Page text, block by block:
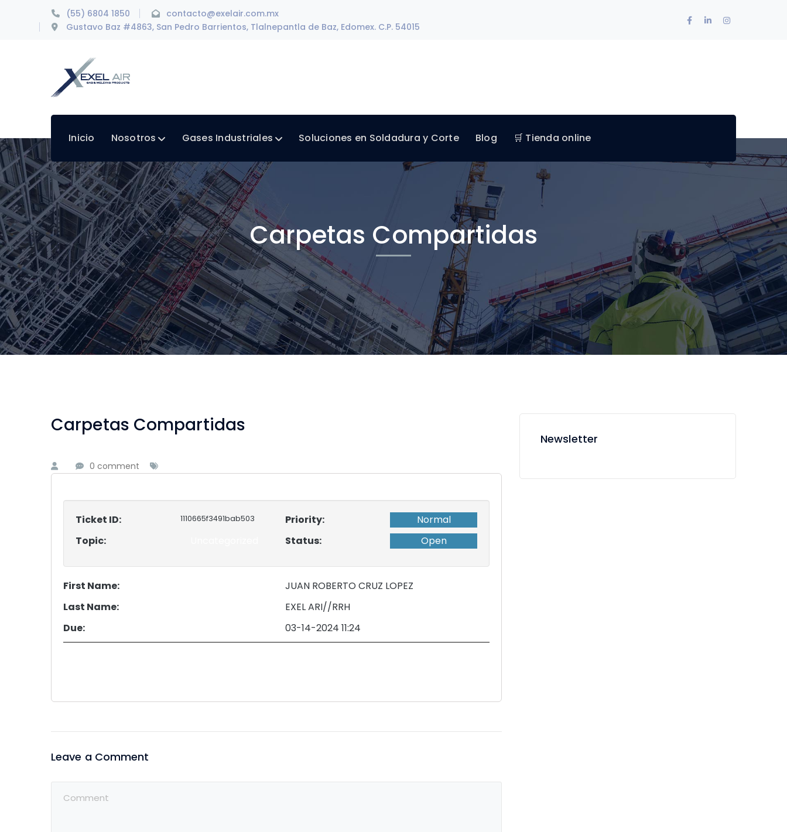
(55) 6804 1850
contacto@exelair.com.mx
Gustavo Baz #4863, San Pedro Barrientos, Tlalnepantla de Baz, Edomex. C.P. 54015
Facebook
LinkedInInstagram
Inicio Nosotros Gases Industriales Soluciones en Soldadura y Corte Blog 🛒 Tienda online
Carpetas Compartidas
Carpetas Compartidas
0 comment
Ticket ID: 1110665f3491bab503 Priority:
Normal
Topic:
Status: Open
First Name:
JUAN ROBERTO CRUZ LOPEZ
Last Name:
EXEL ARI//RRH
Due:
03-14-2024 11:24
Leave a Comment
Newsletter